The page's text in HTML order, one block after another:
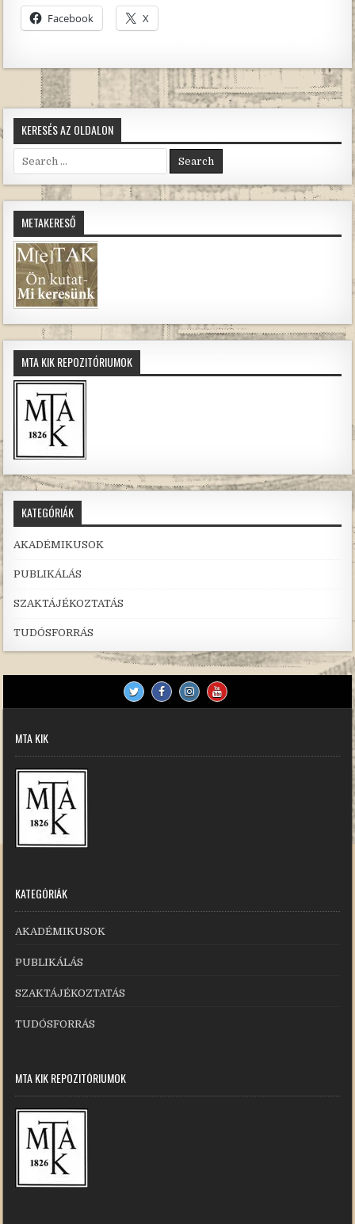
Facebook X
KERESÉS AZ OLDALON
for:
METAKERESŐ
MTA KIK REPOZITÓRIUMOK
KATEGÓRIÁK
AKADÉMIKUSOK
PUBLIKÁLÁS
SZAKTÁJÉKOZTATÁS
TUDÓSFORRÁS
MTA KIK
KATEGÓRIÁK
AKADÉMIKUSOK
PUBLIKÁLÁS
SZAKTÁJÉKOZTATÁS
TUDÓSFORRÁS
MTA KIK REPOZITÓRIUMOK